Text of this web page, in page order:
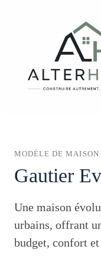
MODÈLE DE MAISON
Gautier
Une maison
urbains, offrant
budget, confort